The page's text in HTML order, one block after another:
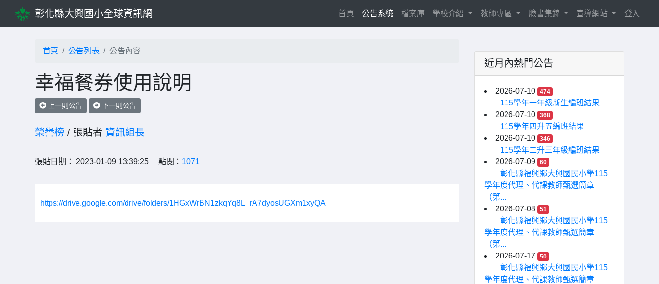
彰化縣大興國小全球資訊網 首頁 (current)
公告系統 檔案庫 學校介紹 教師專區 臉書集錦 宣導網站 登入
首頁 公告列表 公告內容
幸福餐券使用說明
上一則公告 下一則公告
榮譽榜 / 張貼者 資訊組長
張貼日期： 2023-01-09 13:39:25 點閱： 1071
https://drive.google.com/drive/folders/1HGxWrBN1zkqYq8L_rA7dyosUGXm1xyQA
近月內熱門公告
2026-07-10 474
115學年一年級新生編班結果
2026-07-10
368
115學年四升五編班結果
2026-07-10
346
115學年二升三年級編班結果
2026-07-09
60
彰化縣福興鄉大興國民小學115
學年度代理、代課教師甄選簡章
（第...
2026-07-08
51
彰化縣福興鄉大興國民小學115
學年度代理、代課教師甄選簡章
（第...
2026-07-17
50
彰化縣福興鄉大興國民小學115
學年度代理、代課教師甄選簡章